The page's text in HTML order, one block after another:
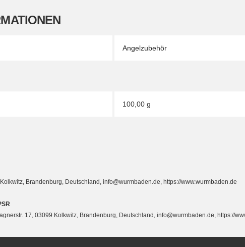
Angelzubehör
100,00 g
Brandenburg, Deutschland, info@wurmbaden.de, https://www.wurmbaden.de
17, 03099 Kolkwitz, Brandenburg, Deutschland, info@wurmbaden.de, https://